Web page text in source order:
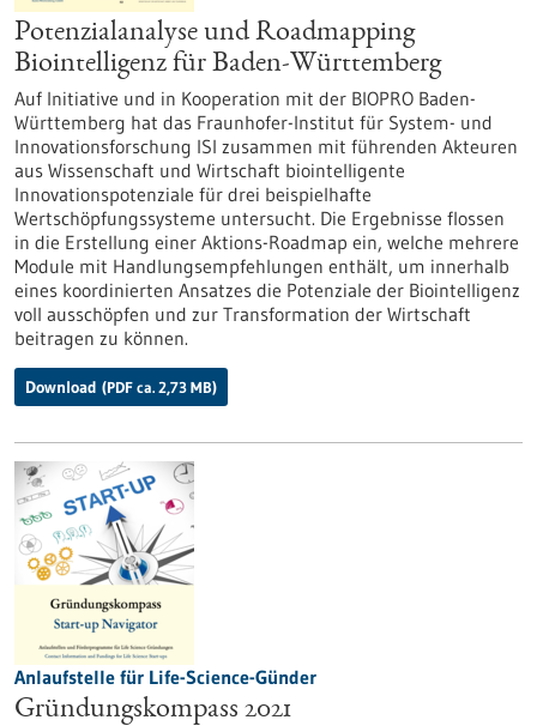
Potenzialanalyse und Roadmapping
Biointelligenz für Baden-Württemberg
Auf Initiative und in Kooperation mit der BIOPRO Baden-
Württemberg hat das Fraunhofer-Institut für System- und
Innovationsforschung ISI zusammen mit führenden Akteuren
aus Wissenschaft und Wirtschaft biointelligente
Innovationspotenziale für drei beispielhafte
Wertschöpfungssysteme untersucht. Die Ergebnisse flossen
in die Erstellung einer Aktions-Roadmap ein, welche mehrere
Module mit Handlungsempfehlungen enthält, um innerhalb
eines koordinierten Ansatzes die Potenziale der Biointelligenz
voll ausschöpfen und zur Transformation der Wirtschaft
beitragen zu können.
Download (PDF ca. 2,73 MB)
Anlaufstelle für Life-Science-Günder
Gründungskompass 2021